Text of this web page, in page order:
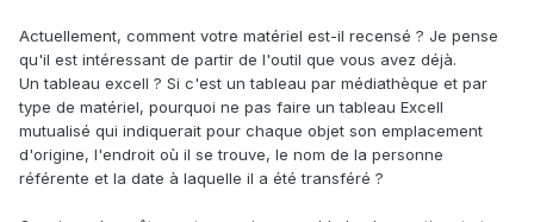
Actuellement, comment votre matériel est-il recensé ? Je pense
qu'il est intéressant de partir de l'outil que vous avez déjà.
Un tableau excell ? Si c'est un tableau par médiathèque et par
type de matériel, pourquoi ne pas faire un tableau Excell
mutualisé qui indiquerait pour chaque objet son emplacement
d'origine, l'endroit où il se trouve, le nom de la personne
référente et la date à laquelle il a été transféré ?